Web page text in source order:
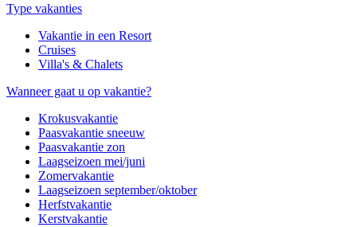
Type vakanties
Vakantie in een Resort
Cruises
Villa's & Chalets
Wanneer gaat u op vakantie?
Krokusvakantie
Paasvakantie sneeuw
Paasvakantie zon
Laagseizoen mei/juni
Zomervakantie
Laagseizoen september/oktober
Herfstvakantie
Kerstvakantie